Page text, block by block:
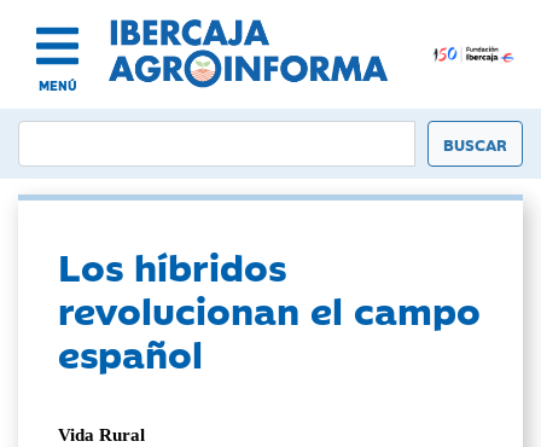
MENÚ
Los híbridos
revolucionan el campo
español
Vida Rural